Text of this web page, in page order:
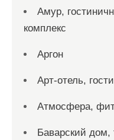
Амур,
комплекс
Аргон
Арт-отель,
Атмосфера,
Баварский дом,